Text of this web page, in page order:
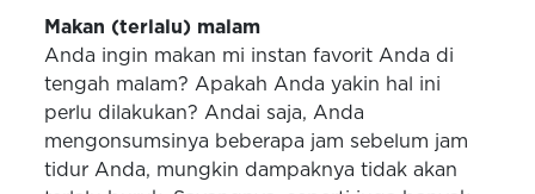
Makan (terlalu) malam
Anda ingin makan mi instan favorit Anda di
tengah malam? Apakah Anda yakin hal ini
perlu dilakukan? Andai saja, Anda
mengonsumsinya beberapa jam sebelum jam
tidur Anda, mungkin dampaknya tidak akan